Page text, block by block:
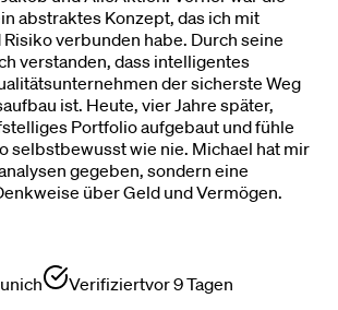
abstraktes Konzept, das ich mit
verbunden habe. Durch seine
verstanden, dass intelligentes
der sicherste Weg
ist. Heute, vier Jahre später,
Portfolio aufgebaut und fühle
selbstbewusst wie nie. Michael hat mir
gegeben, sondern eine
über Geld und Vermögen.
Verifiziertvor 9 Tagen